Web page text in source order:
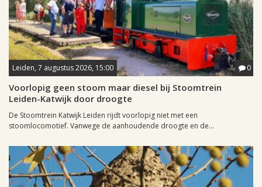
Leiden, 7 augustus 2026, 15:00 0
Voorlopig geen stoom maar diesel bij Stoomtrein
Leiden-Katwijk door droogte
De Stoomtrein Katwijk Leiden rijdt voorlopig niet met een
stoomlocomotief. Vanwege de aanhoudende droogte en de...